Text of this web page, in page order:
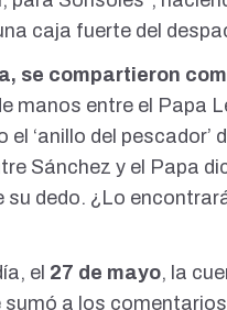
caja fuerte del
se compartieron
manos entre el Papa
el ‘anillo del pescador’
Sánchez y el Papa
su dedo. ¿Lo
el 27 de mayo, la
sumó a los